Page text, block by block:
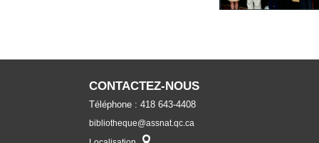
CONTACTEZ-NOUS
Téléphone : 418 643-4408
bibliotheque@assnat.qc.ca